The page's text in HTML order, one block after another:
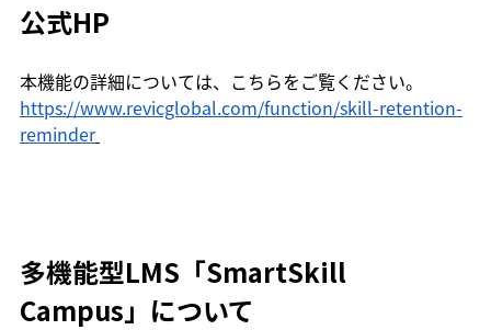
公式HP
本機能の詳細については、こちらをご覧ください。
https://www.revicglobal.com/function/skill-retention-
reminder
多機能型LMS「SmartSkill
Campus」について